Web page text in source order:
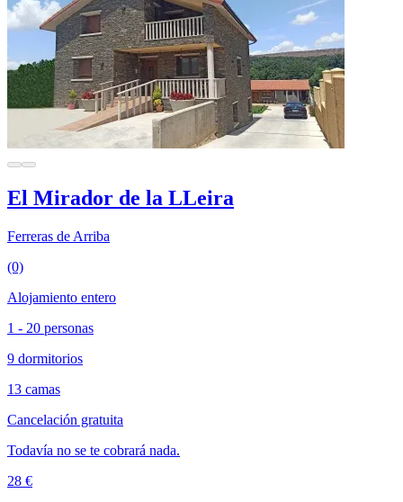
El Mirador de la LLeira
Ferreras de Arriba
(0)
Alojamiento entero
1 - 20 personas
9 dormitorios
13 camas
Cancelación gratuita
Todavía no se te cobrará nada.
28 €